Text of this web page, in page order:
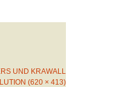
UND KRAWALL
(620 × 413)